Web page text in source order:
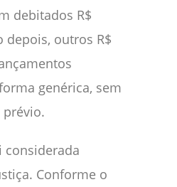
debitados R$
depois, outros R$
genérica, sem
considerada
Conforme o